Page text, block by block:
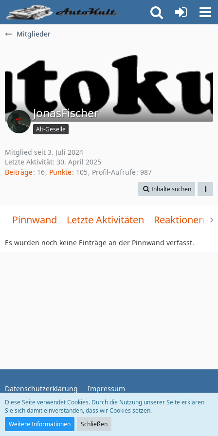
Mitglieder
JonasFischer
Alt-Geselle
Mitglied seit 3. Juli 2024
Letzte Aktivität: 30. April 2025
Beiträge 16 Punkte 105 Profil-Aufrufe 987
Inhalte suchen
Pinnwand Letzte Aktivitäten Reaktionen
Es wurden noch keine Einträge an der Pinnwand verfasst.
Datenschutzerklärung Impressum
Community-Software:
Diese Seite verwendet Cookies. Durch die Nutzung unserer Seite erklären
Sie sich damit einverstanden, dass wir Cookies setzen.
Weitere Informationen
Schließen